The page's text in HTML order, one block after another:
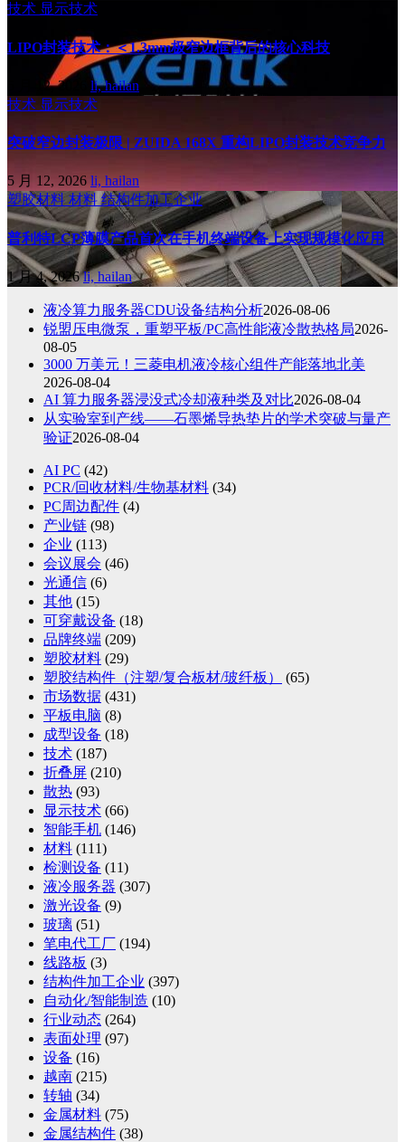
技术 显示技术
LIPO封装技术：＜1.3mm极窄边框背后的核心科技
5 月 12, 2026 li, hailan
技术 显示技术
突破窄边封装极限 | ZUIDA 168X 重构LIPO封装技术竞争力
5 月 12, 2026 li, hailan
塑胶材料 材料结构件加工企业
普利特LCP薄膜产品首次在手机终端设备上实现规模化应用
1 月 4, 2026li, hailan
液冷算力服务器CDU设备结构分析2026-08-06
锐盟压电微泵，重塑平板/PC高性能液冷散热格局2026-
08-05
3000 万美元！三菱电机液冷核心组件产能落地北美
2026-08-04
AI 算力服务器浸没式冷却液种类及对比2026-08-04
从实验室到产线——石墨烯导热垫片的学术突破与量产
验证2026-08-04
AI PC (42)
PCR/回收材料/生物基材料 (34)
PC周边配件 (4)
产业链 (98)
企业 (113)
会议展会 (46)
光通信 (6)
其他 (15)
可穿戴设备 (18)
品牌终端 (209)
塑胶材料 (29)
塑胶结构件（注塑/复合板材/玻纤板）
(65)
市场数据 (431)
平板电脑 (8)
成型设备 (18)
技术 (187)
折叠屏 (210)
散热 (93)
显示技术 (66)
智能手机 (146)
材料 (111)
检测设备 (11)
液冷服务器 (307)
激光设备 (9)
玻璃 (51)
笔电代工厂 (194)
线路板 (3)
结构件加工企业 (397)
自动化/智能制造 (10)
行业动态 (264)
表面处理 (97)
设备 (16)
越南 (215)
转轴 (34)
金属材料 (75)
金属结构件 (38)